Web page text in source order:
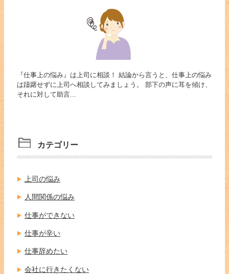
『仕事上の悩み』は上司に相談！ 結論から言うと、仕事上の悩み
は躊躇せずに上司へ相談してみましょう。 部下の声に耳を傾け、
それに対して助言...
カテゴリー
上司の悩み
人間関係の悩み
仕事ができない
仕事が辛い
仕事辞めたい
会社に行きたくない